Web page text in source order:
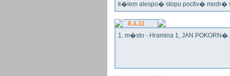
k�lem alespo� stopu poctiv�
8.4.11
1. m�sto - Hramina 1, JAN